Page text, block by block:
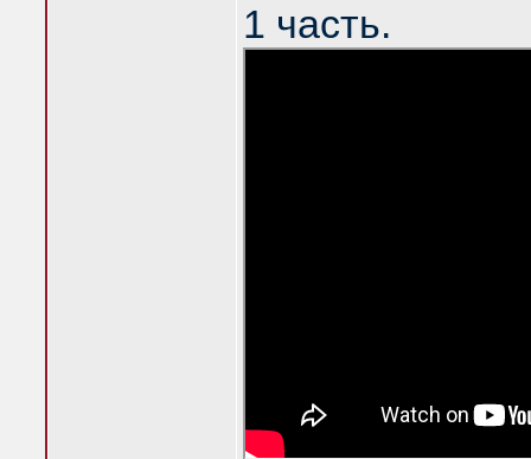
1 часть.